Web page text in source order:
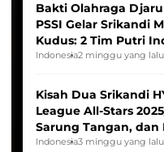
Bakti Olahraga
PSSI Gelar Srikandi
Kudus: 2 Tim Putri
Tim Asia
Indonesia2 minggu yang lalu
Kisah Dua Srikandi
League All-Stars
Sarung Tangan, dan
Pernah Padam
Indonesia3 minggu yang lalu